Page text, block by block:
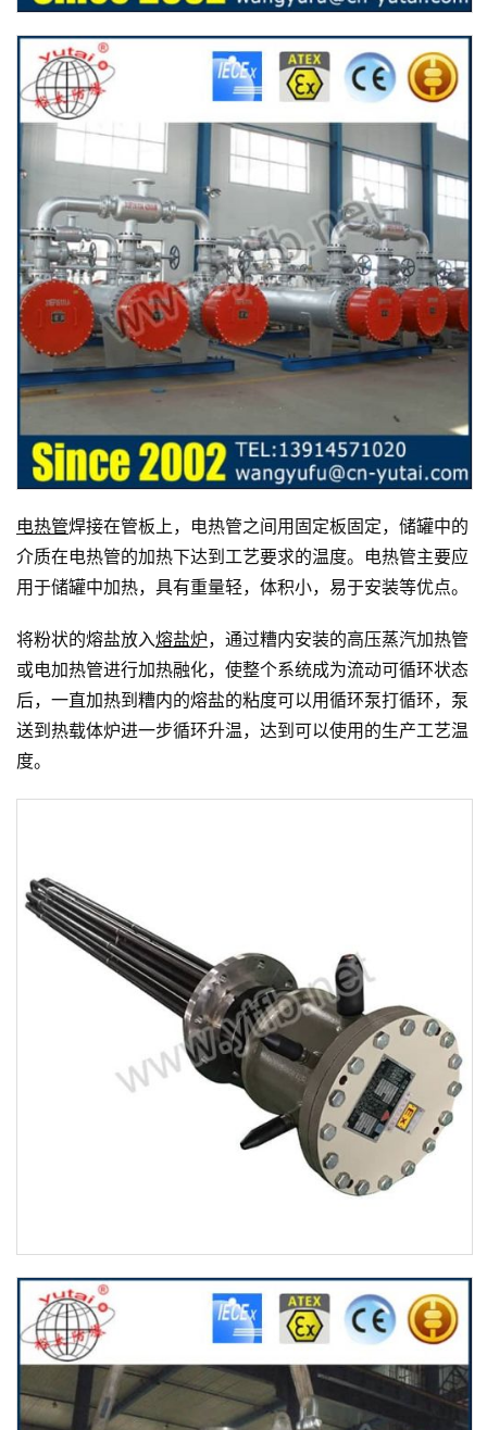
电热管焊接在管板上，电热管之间用固定板固定，储罐中的
介质在电热管的加热下达到工艺要求的温度。电热管主要应
用于储罐中加热，具有重量轻，体积小，易于安装等优点。
将粉状的熔盐放入熔盐炉，通过糟内安装的高压蒸汽加热管
或电加热管进行加热融化，使整个系统成为流动可循环状态
后，一直加热到糟内的熔盐的粘度可以用循环泵打循环，泵
送到热载体炉进一步循环升温，达到可以使用的生产工艺温
度。